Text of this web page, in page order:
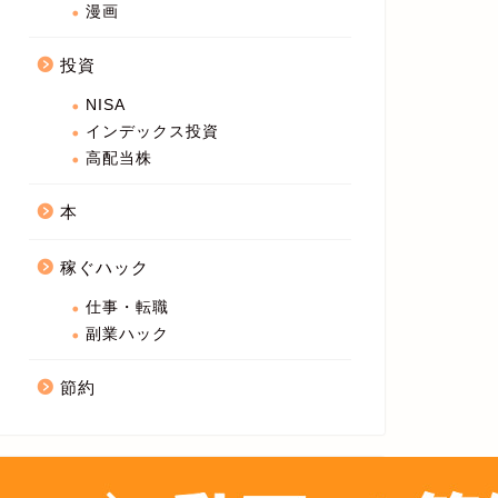
漫画
投資
NISA
インデックス投資
高配当株
本
稼ぐハック
仕事・転職
副業ハック
節約